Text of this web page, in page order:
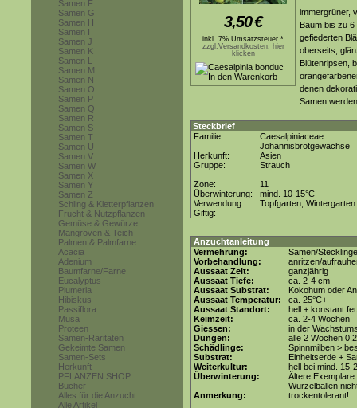
Samen F
Samen G
Samen H
Samen I
Samen J
Samen K
Samen L
Samen M
Samen N
Samen O
Samen P
Samen Q
Samen R
Samen S
Samen T
Samen U
Samen V
Samen W
Samen X
Samen Y
Samen Z
Schling & Kletterpflanzen
Frucht & Nutzpflanzen
Gemüse & Gewürze
Mangroven & Teich
Palmen & Palmfarne
Acacia
Adenium
Baumfarne/Farne
Eucalyptus
Plumeria
Hibiskus
Passiflora
Musa
Proteen
Samen-Raritäten
Gekeimte Samen
Samen-Sets
Herkunft
PFLANZEN SHOP
Bücher
Alles für die Anzucht
Alle Artikel
3,50€
inkl. 7% Umsatzsteuer *
zzgl.Versandkosten, hier
klicken
immergrüner,
Baum bis zu
gefiederten
oberseits,
Blütenripsen,
denen
Samen
Steckbrief
Familie:
Caesalpiniaceae
Johannisbrotgewächse
Herkunft:
Asien
Gruppe:
Strauch
Zone:
11
Überwinterung:
mind. 10-15°C
Verwendung:
Topfgarten, Wintergarten
Giftig:
Anzuchtanleitung
Vermehrung:
Samen/Stecklinge
Vorbehandlung:
anritzen/
Aussaat Zeit:
ganzjährig
Aussaat Tiefe:
ca. 2-4 cm
Aussaat Substrat:
Kokohum oder
Aussaat Temperatur:
ca. 25°C+
Aussaat Standort:
hell + konstant
Keimzeit:
ca. 2-4 Wochen
Giessen:
in der
Düngen:
alle 2 Wochen
Schädlinge:
Spinnmilben >
Substrat:
Einheitserde +
Weiterkultur:
hell bei mind. 15-
Überwinterung:
Ältere
Wurzelballen
Anmerkung:
trockentolerant!